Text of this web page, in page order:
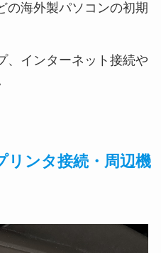
の海外製パソコンの初期
、インターネット接続や
リンタ接続・周辺機